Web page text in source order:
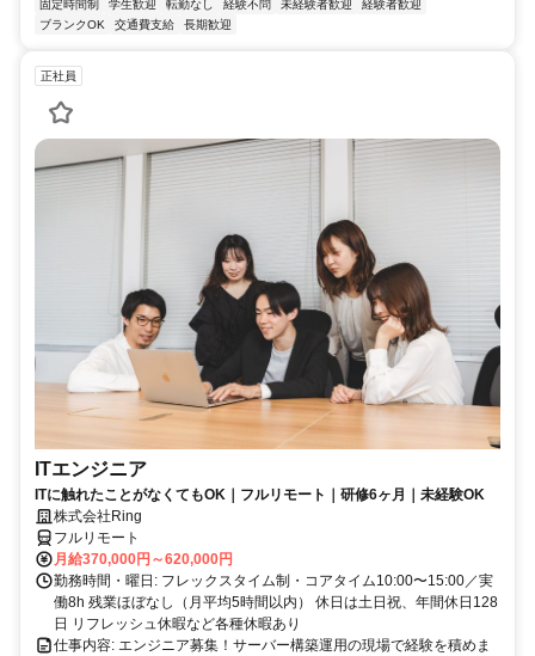
固定時間制
学生歓迎 転勤なし 経験不問 未経験者歓迎
経験者歓迎
ブランクOK
交通費支給 長期歓迎
正社員
ITエンジニア
ITに触れたことがなくてもOK｜フルリモート｜研修6ヶ月｜未経験OK
株式会社Ring
フルリモート
月給370,000円～620,000円
勤務時間・曜日: フレックスタイム制・コアタイム10:00〜15:00／実
働8h 残業ほぼなし（月平均5時間以内） 休日は土日祝、年間休日128
日 リフレッシュ休暇など各種休暇あり
仕事内容: エンジニア募集！サーバー構築運用の現場で経験を積めま